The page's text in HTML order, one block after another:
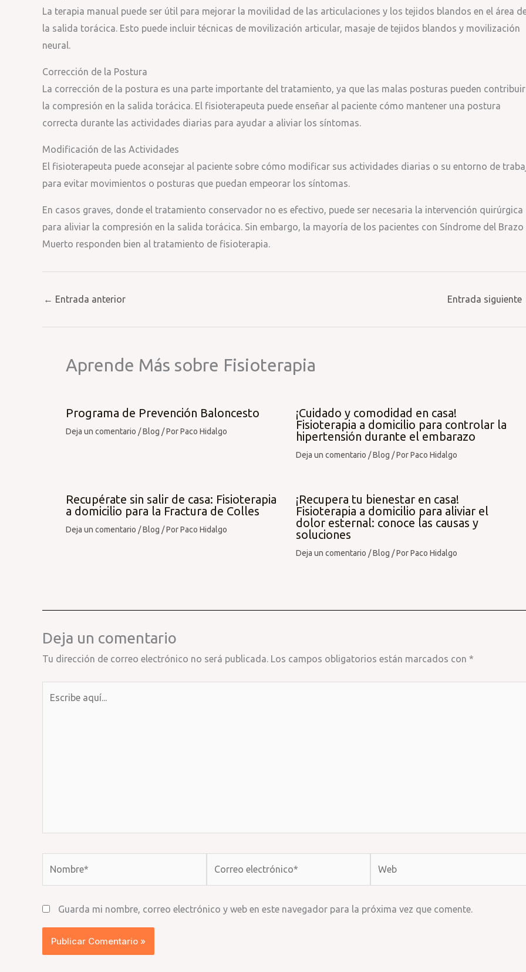
La terapia manual puede ser útil para mejorar la movilidad de las articulaciones y los tejidos blandos en el área
la salida torácica. Esto puede incluir técnicas de movilización articular, masaje de tejidos blandos y movilización
neural.
Corrección de la Postura
La corrección de la postura es una parte importante del tratamiento, ya que las malas posturas pueden
la compresión en la salida torácica. El fisioterapeuta puede enseñar al paciente cómo mantener una postura
correcta durante las actividades diarias para ayudar a aliviar los síntomas.
Modificación de las Actividades
El fisioterapeuta puede aconsejar al paciente sobre cómo modificar sus actividades diarias o su entorno de
para evitar movimientos o posturas que puedan empeorar los síntomas.
En casos graves, donde el tratamiento conservador no es efectivo, puede ser necesaria la intervención quirúrgica
para aliviar la compresión en la salida torácica. Sin embargo, la mayoría de los pacientes con Síndrome del Brazo
Muerto responden bien al tratamiento de fisioterapia.
← Entrada anterior Entrada siguiente
Aprende Más sobre Fisioterapia
Programa de Prevención Baloncesto
Deja un comentario /Blog / PorPaco Hidalgo
¡Cuidado y comodidad en casa!
Fisioterapia a domicilio para controlar la
hipertensión durante el embarazo
Deja un comentario /Blog / PorPaco Hidalgo
Recupérate sin salir de casa: Fisioterapia
a domicilio para la Fractura de Colles
Deja un comentario /Blog / PorPaco Hidalgo
¡Recupera tu bienestar en casa!
Fisioterapia a domicilio para aliviar el
dolor esternal: conoce las causas y
soluciones
Deja un comentario /Blog / PorPaco Hidalgo
Deja un comentario
Tu dirección de correo electrónico no será publicada. Los campos obligatorios están marcados con *
Guarda mi nombre, correo electrónico y web en este navegador para la próxima vez que comente.